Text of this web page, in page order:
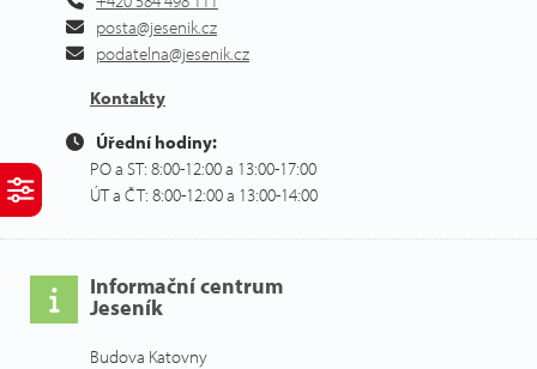
posta@jesenik.cz
podatelna@jesenik.cz
Kontakty
Úřední hodiny:
PO a ST: 8:00-12:00 a 13:00-17:00
ÚT a ČT: 8:00-12:00 a 13:00-14:00
Informační centrum
Jeseník
Budova Katovny